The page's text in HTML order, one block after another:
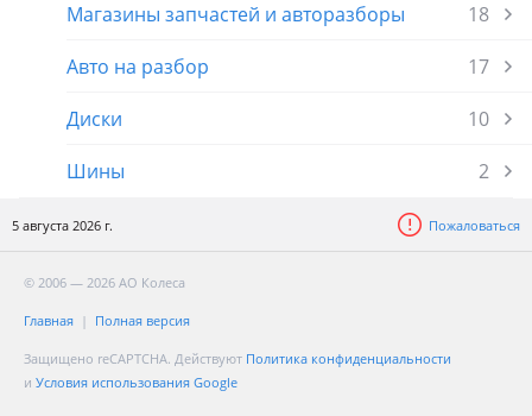
Магазины запчастей и авторазборы
18
Авто на разбор
17
Диски
10
Шины
2
5 августа 2026 г. Пожаловаться
© 2006 — 2026 АО Колеса
Главная Полная версия
Защищено reCAPTCHA. Действуют Политика конфиденциальности
и Условия использования Google